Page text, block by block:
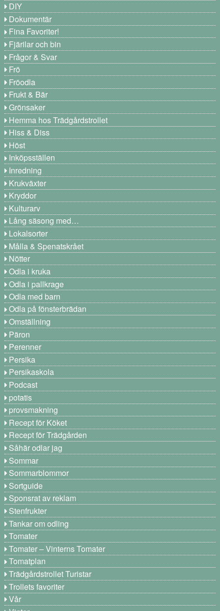
DIY
Dokumentär
Fina Favoriter!
Fjärilar och bin
Frågor & Svar
Frö
Fröodla
Frukt & Bär
Grönsaker
Hemma hos Trädgårdstrollet
Hiss & Diss
Höst
Inköpsställen
Inredning
Krukväxter
Kryddor
Kulturarv
Lång säsong med…
Lokalsorter
Målla & Spenatskrået
Nötter
Odla i kruka
Odla i pallkrage
Odla med barn
Odla på fönsterbrädan
Omställning
Päron
Perenner
Persika
Persikaskola
Podcast
potatis
provsmakning
Recept för Köket
Recept för Trädgården
Såhär odlar jag
Sommar
Sommarblommor
Sortguide
Sponsrat av reklam
Stenfrukter
Tankar om odling
Tomater
Tomater – Vinterns Tomater
Tomatplan
Trädgårdstrollet Turistar
Trollets favoriter
Vår